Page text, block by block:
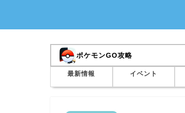
ポケモンGO攻略
最新情報 イベント